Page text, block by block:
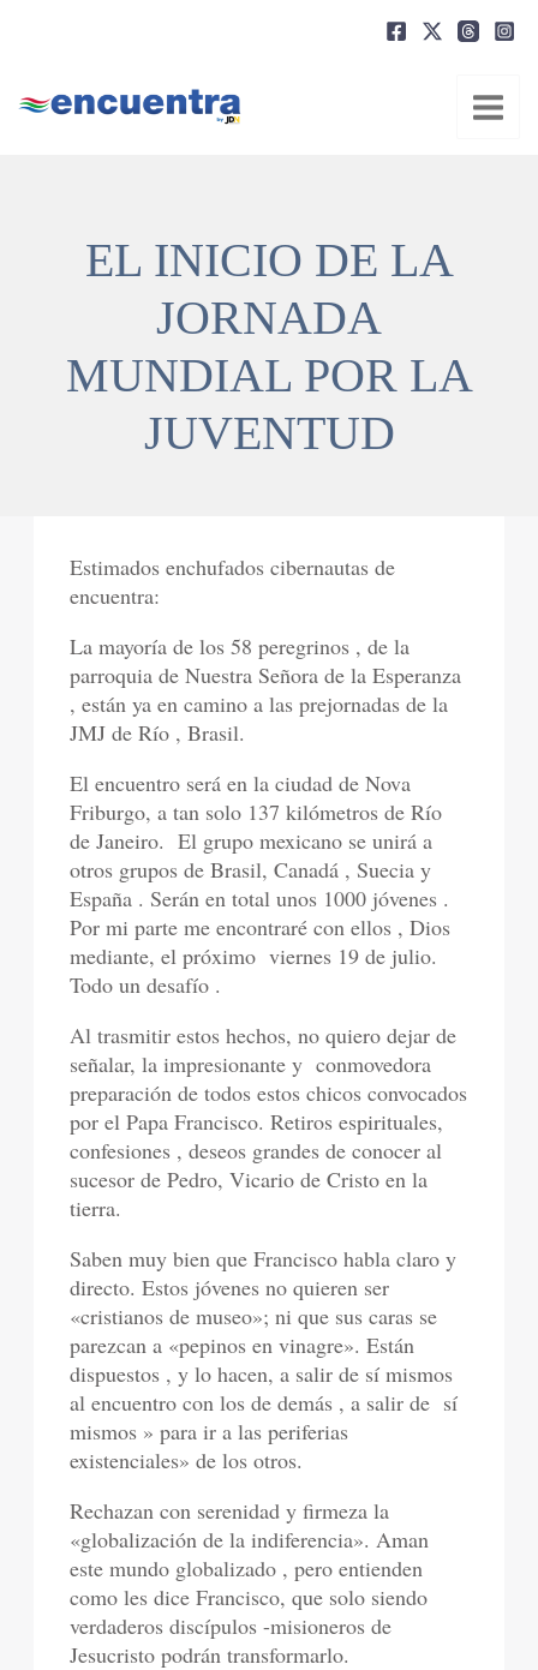
EL INICIO DE LA
JORNADA
MUNDIAL POR LA
JUVENTUD
Estimados enchufados cibernautas de
encuentra:
La mayoría de los 58 peregrinos , de la
parroquia de Nuestra Señora de la Esperanza
, están ya en camino a las prejornadas de la
JMJ de Río , Brasil.
El encuentro será en la ciudad de Nova
Friburgo, a tan solo 137 kilómetros de Río
de Janeiro. El grupo mexicano se unirá a
otros grupos de Brasil, Canadá , Suecia y
España . Serán en total unos 1000 jóvenes .
Por mi parte me encontraré con ellos , Dios
mediante, el próximo viernes 19 de julio.
Todo un desafío .
Al trasmitir estos hechos, no quiero dejar de
señalar, la impresionante y conmovedora
preparación de todos estos chicos convocados
por el Papa Francisco. Retiros espirituales,
confesiones , deseos grandes de conocer al
sucesor de Pedro, Vicario de Cristo en la
tierra.
Saben muy bien que Francisco habla claro y
directo. Estos jóvenes no quieren ser
«cristianos de museo»; ni que sus caras se
parezcan a «pepinos en vinagre». Están
dispuestos , y lo hacen, a salir de sí mismos
al encuentro con los de demás , a salir de sí
mismos » para ir a las periferias
existenciales» de los otros.
Rechazan con serenidad y firmeza la
«globalización de la indiferencia». Aman
este mundo globalizado , pero entienden
como les dice Francisco, que solo siendo
verdaderos discípulos -misioneros de
Jesucristo podrán transformarlo.